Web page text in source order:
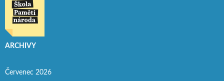
ARCHIVY
Červenec 2026